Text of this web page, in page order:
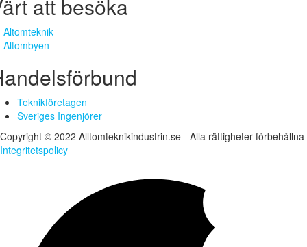
att besöka
Altomteknik
Altombyen
Teknikföretagen
Sveriges Ingenjörer
Copyright © 2022 Alltomteknikindustrin.se - Alla rättigheter förbehållna
Integritetspolicy